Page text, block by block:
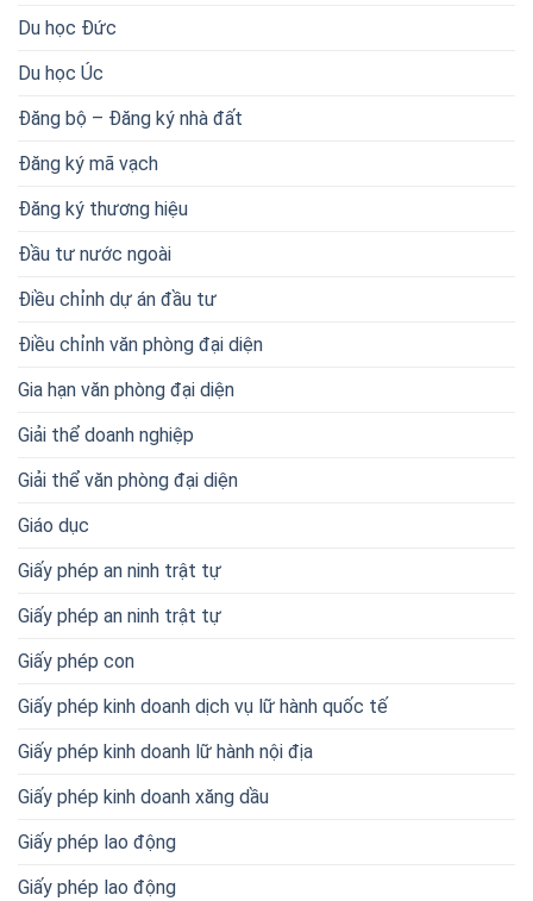
Du học Đức
Du học Úc
Đăng bộ – Đăng ký nhà đất
Đăng ký mã vạch
Đăng ký thương hiệu
Đầu tư nước ngoài
Điều chỉnh dự án đầu tư
Điều chỉnh văn phòng đại diện
Gia hạn văn phòng đại diện
Giải thể doanh nghiệp
Giải thể văn phòng đại diện
Giáo dục
Giấy phép an ninh trật tự
Giấy phép an ninh trật tự
Giấy phép con
Giấy phép kinh doanh dịch vụ lữ hành quốc tế
Giấy phép kinh doanh lữ hành nội địa
Giấy phép kinh doanh xăng dầu
Giấy phép lao động
Giấy phép lao động